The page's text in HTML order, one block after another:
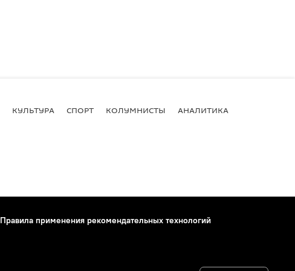
КУЛЬТУРА СПОРТ КОЛУМНИСТЫ АНАЛИТИКА
Правила применения рекомендательных технологий